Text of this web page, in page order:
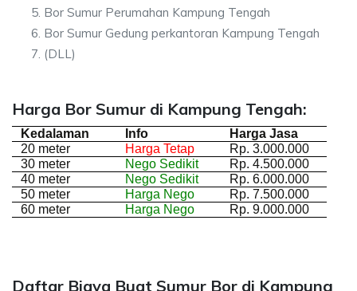
Bor Sumur Perumahan Kampung Tengah
Bor Sumur Gedung perkantoran Kampung Tengah
(DLL)
Harga Bor Sumur di Kampung Tengah:
Kedalaman Info
Harga Jasa
20 meter
Harga Tetap
Rp. 3.000.000
30 meter
Nego Sedikit
Rp. 4.500.000
40 meter
Nego Sedikit
Rp. 6.000.000
50 meter
Harga Nego
Rp. 7.500.000
60 meter
Harga Nego Rp. 9.000.000
Daftar Biaya Buat Sumur Bor di Kampung